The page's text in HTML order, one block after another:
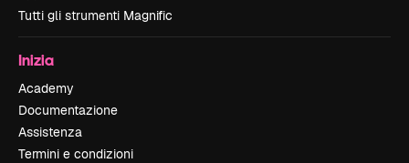
Tutti gli strumenti Magnific
Inizia
Academy
Documentazione
Assistenza
Termini e condizioni